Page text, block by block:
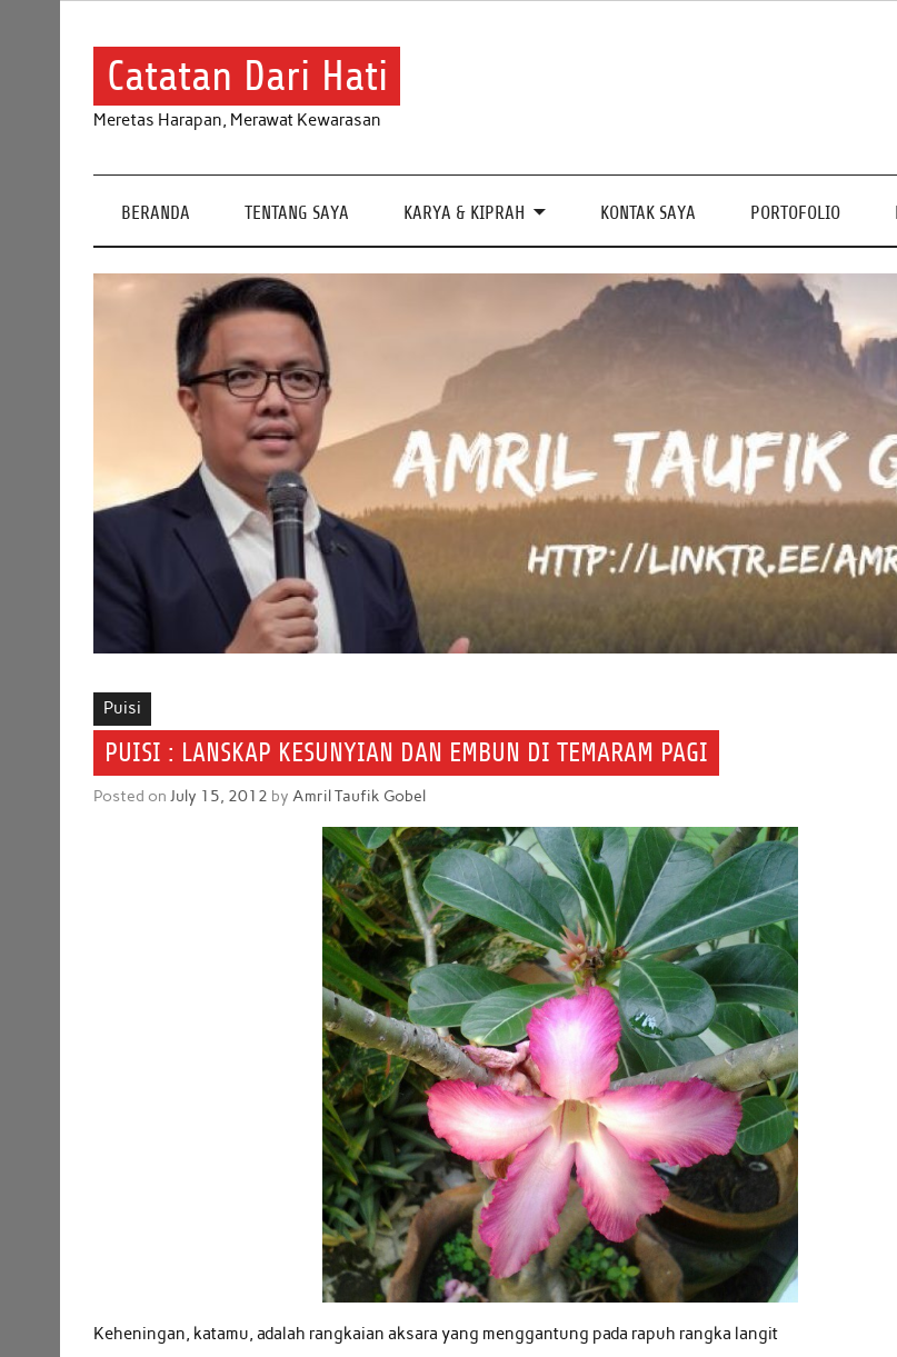
Catatan Dari Hati
Meretas Harapan, Merawat Kewarasan
BERANDA TENTANG SAYA KARYA & KIPRAH KONTAK SAYA PORTOFOLIO
Puisi
PUISI : LANSKAP KESUNYIAN DAN EMBUN DI TEMARAM PAGI
Posted onJuly 15, 2012 byAmril Taufik Gobel
Keheningan, katamu, adalah rangkaian aksara yang menggantung pada rapuh rangka langit